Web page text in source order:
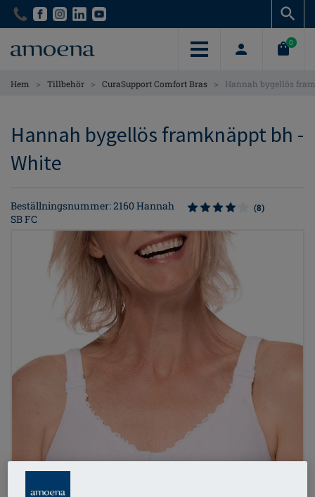
Skip
content
Skip
content
0
Hem > Tillbehör > CuraSupport Comfort Bras > Hannah bygellös
Hannah bygellös framknäppt bh -
White
Beställningsnummer: 2160 Hannah
SB FC
(8)